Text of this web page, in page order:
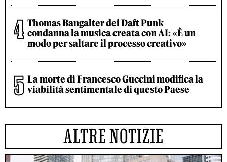
Thomas Bangalter dei Daft Punk
condanna la musica creata con AI: «È un
modo per saltare il processo creativo»
La morte di Francesco Guccini modifica la
viabilità sentimentale di questo Paese
ALTRE NOTIZIE